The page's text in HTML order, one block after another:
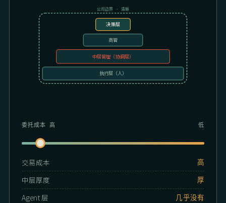
公司边界 · 清晰
决策层
高管
中层管理（协调层）
执行层（人）
委托成本 高 低
交易成本 高
中层厚度 厚
Agent 层 几乎没有